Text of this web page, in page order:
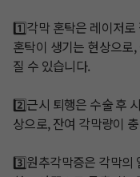
1️⃣각막 혼탁은 레이저
혼탁이 생기는 현상으로
질 수 있습니다.
2️⃣근시 퇴행은 수술 후
상으로, 잔여 각막량이
3️⃣원추각막증은 각막의